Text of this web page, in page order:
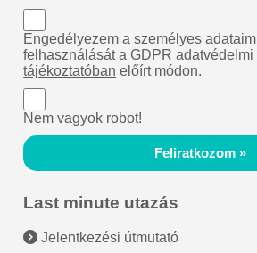
Engedélyezem a személyes adataim
felhasználását aGDPR adatvédelmi
tájékoztatóban előírt módon.
Nem vagyok robot!
Feliratkozom »
Last minute utazás
Jelentkezési útmutató